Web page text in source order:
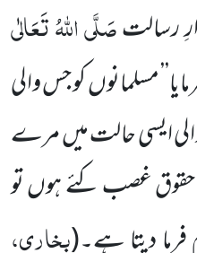
رسالتصَلَّی اللہُ تَعَالٰی
مسلمانوں کو جس والی
والی ایسی حالت میں مرے
غصب کئے ہوں تو
دیتا ہے۔(بخاری،